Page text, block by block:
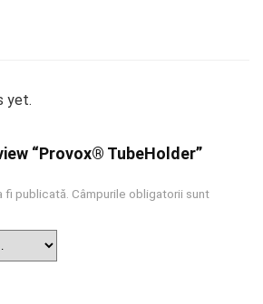
yet.
“Provox® TubeHolder”
fi publicată. Câmpurile obligatorii sunt